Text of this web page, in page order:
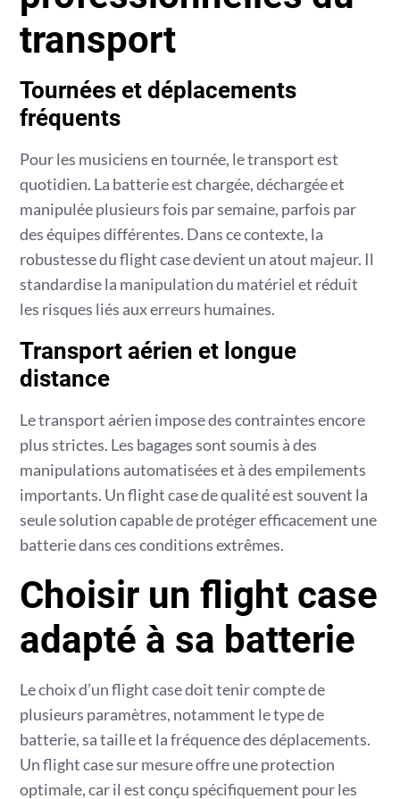
transport
Tournées et déplacements
fréquents
Pour les musiciens en tournée, le transport est
quotidien. La batterie est chargée, déchargée et
manipulée plusieurs fois par semaine, parfois par
des équipes différentes. Dans ce contexte, la
robustesse du flight case devient un atout majeur. Il
standardise la manipulation du matériel et réduit
les risques liés aux erreurs humaines.
Transport aérien et longue
distance
Le transport aérien impose des contraintes encore
plus strictes. Les bagages sont soumis à des
manipulations automatisées et à des empilements
importants. Un flight case de qualité est souvent la
seule solution capable de protéger efficacement une
batterie dans ces conditions extrêmes.
Choisir un flight case
adapté à sa batterie
Le choix d’un flight case doit tenir compte de
plusieurs paramètres, notamment le type de
batterie, sa taille et la fréquence des déplacements.
Un flight case sur mesure offre une protection
optimale, car il est conçu spécifiquement pour les